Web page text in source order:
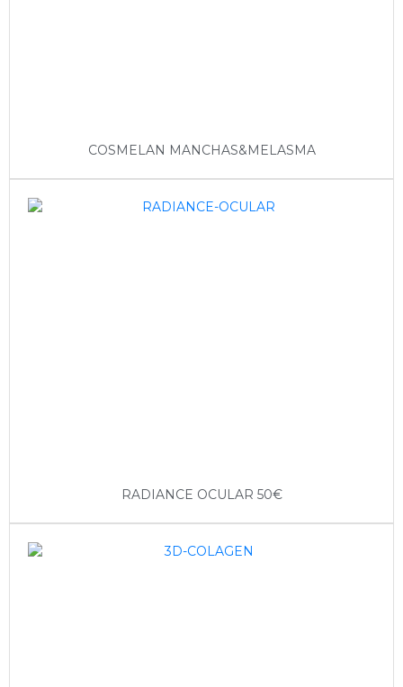
COSMELAN MANCHAS&MELASMA
RADIANCE OCULAR 50€